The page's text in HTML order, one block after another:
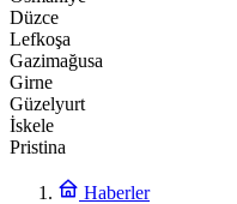
Düzce
Lefkoşa
Gazimağusa
Girne
Güzelyurt
İskele
Pristina
Haberler